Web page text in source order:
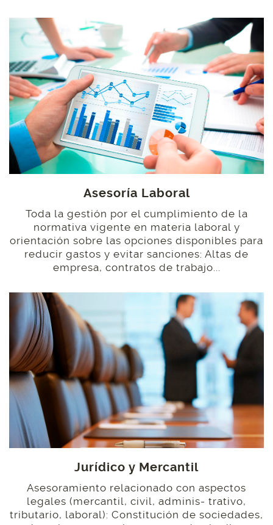
Asesoría Laboral
Toda la gestión por el cumplimiento de la
normativa vigente en materia laboral y
orientación sobre las opciones disponibles para
reducir gastos y evitar sanciones: Altas de
empresa, contratos de trabajo...
Jurídico y Mercantil
Asesoramiento relacionado con aspectos
legales (mercantil, civil, adminis- trativo,
tributario, laboral): Constitución de sociedades,